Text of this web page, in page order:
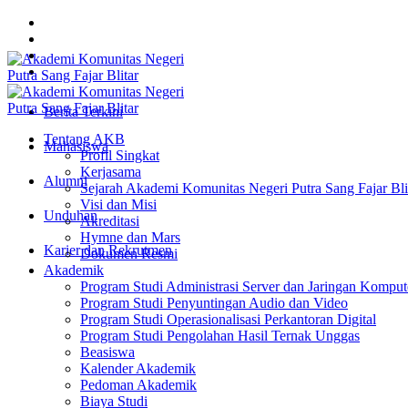
Berita Terkini
Mahasiswa
Alumni
Unduhan
Karier dan Rekrutmen
Tentang AKB
Profil Singkat
Kerjasama
Sejarah Akademi Komunitas Negeri Putra Sang Fajar
Visi dan Misi
Akreditasi
Hymne dan Mars
Dokumen Resmi
Akademik
Program Studi Administrasi Server dan Jaringan
Program Studi Penyuntingan Audio dan Video
Program Studi Operasionalisasi Perkantoran Digital
Program Studi Pengolahan Hasil Ternak Unggas
Beasiswa
Kalender Akademik
Pedoman Akademik
Biaya Studi